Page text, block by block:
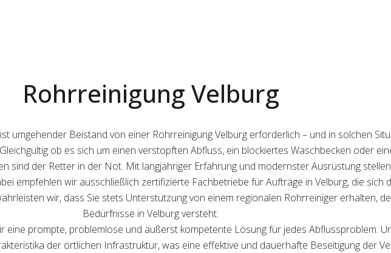
Rohrreinigung Velburg
umgehender Beistand von einer Rohrreinigung Velburg erforderlich – und in solchen
ob es sich um einen verstopften Abfluss, ein blockiertes Waschbecken oder
sind der Retter in der Not. Mit langjähriger Erfahrung und modernster Ausrüstung
empfehlen wir ausschließlich zertifizierte Fachbetriebe für Aufträge in Velburg, die sich
wir, dass Sie stets Unterstützung von einem regionalen Rohrreiniger erhalten,
Bedürfnisse in Velburg versteht.
eine prompte, problemlose und äußerst kompetente Lösung für jedes Abflussproblem.
der örtlichen Infrastruktur, was eine effektive und dauerhafte Beseitigung der